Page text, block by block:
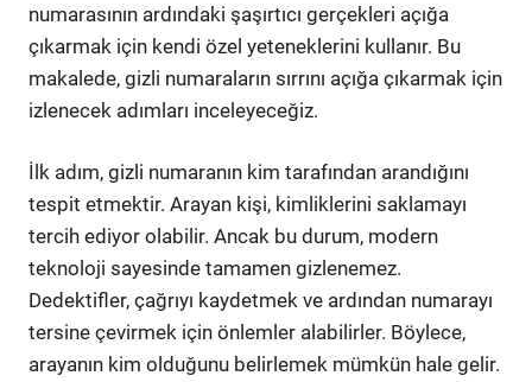
numarasının ardındaki şaşırtıcı gerçekleri açığa
çıkarmak için kendi özel yeteneklerini kullanır. Bu
makalede, gizli numaraların sırrını açığa çıkarmak için
izlenecek adımları inceleyeceğiz.
İlk adım, gizli numaranın kim tarafından arandığını
tespit etmektir. Arayan kişi, kimliklerini saklamayı
tercih ediyor olabilir. Ancak bu durum, modern
teknoloji sayesinde tamamen gizlenemez.
Dedektifler, çağrıyı kaydetmek ve ardından numarayı
tersine çevirmek için önlemler alabilirler. Böylece,
arayanın kim olduğunu belirlemek mümkün hale gelir.